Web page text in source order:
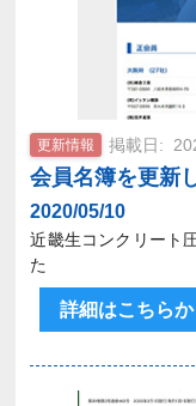
更新情報
2020/05/10
会員名簿を更新
近畿生コンクリート
た
詳細はこちらか